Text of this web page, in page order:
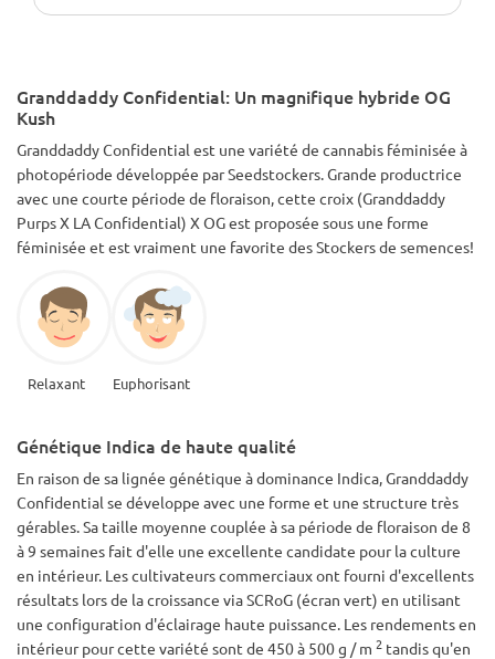
Granddaddy Confidential: Un magnifique hybride OG
Kush
Granddaddy Confidential est une variété de cannabis féminisée à
photopériode développée par Seedstockers. Grande productrice
avec une courte période de floraison, cette croix (Granddaddy
Purps X LA Confidential) X OG est proposée sous une forme
féminisée et est vraiment une favorite des Stockers de semences!
Relaxant Euphorisant
Génétique Indica de haute qualité
En raison de sa lignée génétique à dominance Indica, Granddaddy
Confidential se développe avec une forme et une structure très
gérables. Sa taille moyenne couplée à sa période de floraison de 8
à 9 semaines fait d'elle une excellente candidate pour la culture
en intérieur. Les cultivateurs commerciaux ont fourni d'excellents
résultats lors de la croissance via SCRoG (écran vert) en utilisant
une configuration d'éclairage haute puissance. Les rendements en
intérieur pour cette variété sont de 450 à 500 g / m 2 tandis qu'en